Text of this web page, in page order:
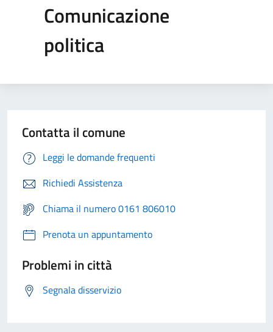
Comunicazione
politica
Contatta il comune
Leggi le domande frequenti
Richiedi Assistenza
Chiama il numero 0161 806010
Prenota un appuntamento
Problemi in città
Segnala disservizio